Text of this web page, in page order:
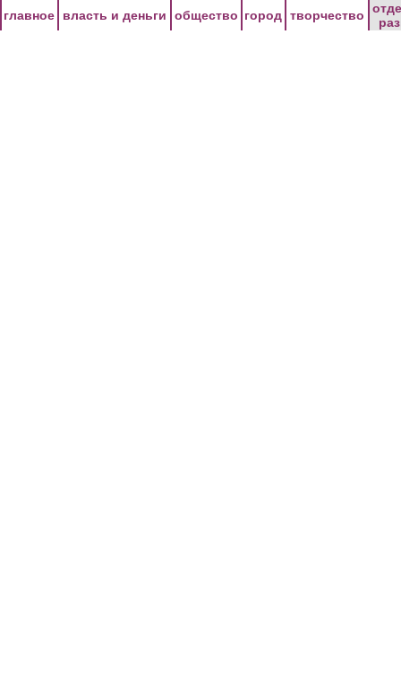
главное власть и деньги общество город творчество